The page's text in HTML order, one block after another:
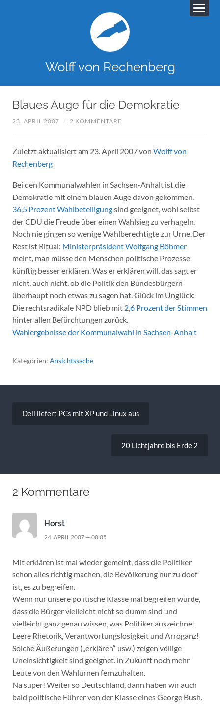
Wolff von Rechenberg
Blaues Auge für die Demokratie
23. APRIL 2007 / 2 KOMMENTARE
Zuletzt aktualisiert am 23. April 2007 von Wolff von
Rechenberg
Bei den Kommunalwahlen in Sachsen-Anhalt ist die
Demokratie mit einem blauen Auge davon gekommen.
36,5 Prozent Wahlbeteiligungsind geeignet, wohl selbst
der CDU die Freude über einen Wahlsieg zu verhageln.
Noch nie gingen so wenige Wahlberechtigte zur Urne. Der
Rest ist Ritual: Ministerpräsident Wolfgang Böhmer
meint, man müsse den Menschen politische Prozesse
künftig besser erklären. Was er erklären will, das sagt er
nicht, auch nicht, ob die Politik den Bundesbürgern
überhaupt noch etwas zu sagen hat. Glück im Unglück:
Die rechtsradikale NPD blieb mit 2,6 Prozent der Stimmen
hinter allen Befürchtungen zurück.
Wahlergebnisse der Kommunalwahl in Sachsen-Anhalt
Kategorien: Ansichtssache
Dell liefert PCs mit XP und Linux aus
20 Lichtjahre bis Erde 2
2 Kommentare
Horst
24. APRIL 2007 — 00:05
Mit erklären ist mal wieder gemeint, dass die Politiker
schon alles richtig machen, die Bevölkerung nur zu doof
ist, es zu begreifen.
Wenn nur unsere politische Klasse mal begreifen würde,
dass die Bürger vielleicht nicht so dumm sind und
vielleicht ganz genau wissen, was Politiker auszeichnet.
Leere Rhetorik, Verantwortungslosigkeit und Arroganz!
Solche Äußerungen („erklären“ usw.) zeigen völlige
Uneinsichtigkeit sind geeignet. in Zukunft noch mehr
Leute von den Wahlurnen fernzuhalten.
Na super! Weiter so Deutschland, dann haben wir auch
bald politische Führer von der Klasse eines George Bush.